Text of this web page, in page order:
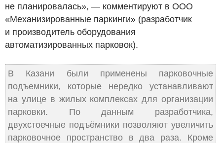
не планировалась», — комментируют в ООО
«Механизированные паркинги» (разработчик
и производитель оборудования
автоматизированных парковок).
В Казани были применены парковочные
подъемники, которые нередко устанавливают
на улице в жилых комплексах для организации
парковки. По данным разработчика,
двухстоечные подъёмники позволяют увеличить
парковочное пространство в два раза. Кроме